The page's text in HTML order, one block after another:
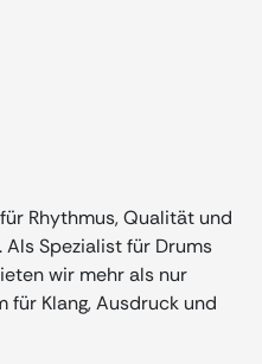
Rhythmus, Qualität und
Spezialist für Drums
wir mehr als nur
für Klang, Ausdruck und